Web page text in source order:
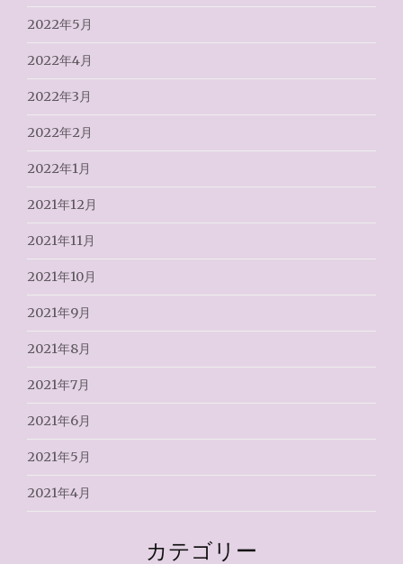
2022年5月
2022年4月
2022年3月
2022年2月
2022年1月
2021年12月
2021年11月
2021年10月
2021年9月
2021年8月
2021年7月
2021年6月
2021年5月
2021年4月
カテゴリー